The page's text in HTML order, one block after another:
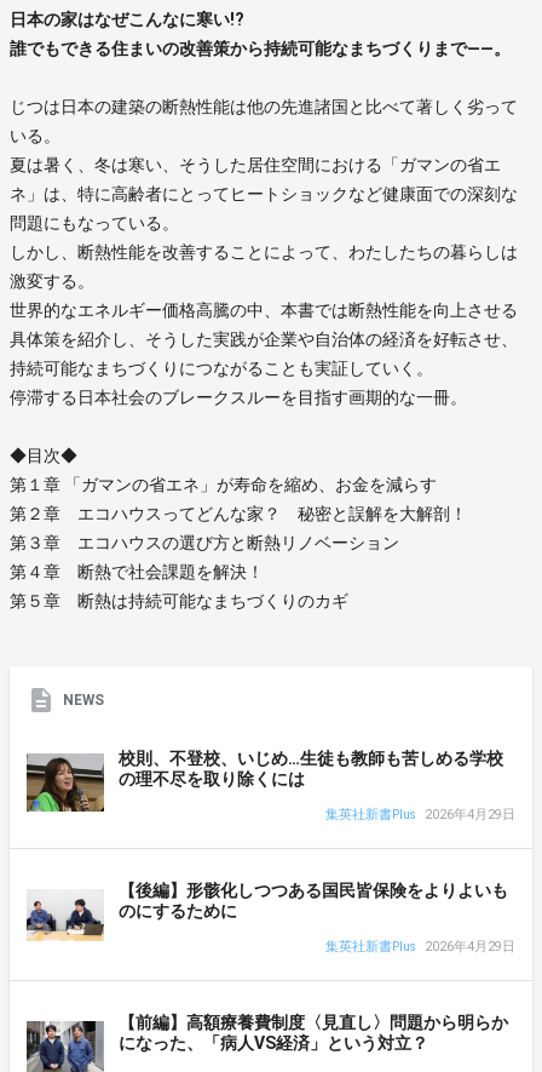
日本の家はなぜこんなに寒い!?
誰でもできる住まいの改善策から持続可能なまちづくりまで――。
じつは日本の建築の断熱性能は他の先進諸国と比べて著しく劣って
いる。
夏は暑く、冬は寒い、そうした居住空間における「ガマンの省エ
ネ」は、特に高齢者にとってヒートショックなど健康面での深刻な
問題にもなっている。
しかし、断熱性能を改善することによって、わたしたちの暮らしは
激変する。
世界的なエネルギー価格高騰の中、本書では断熱性能を向上させる
具体策を紹介し、そうした実践が企業や自治体の経済を好転させ、
持続可能なまちづくりにつながることも実証していく。
停滞する日本社会のブレークスルーを目指す画期的な一冊。
◆目次◆
第１章 「ガマンの省エネ」が寿命を縮め、お金を減らす
第２章 エコハウスってどんな家？ 秘密と誤解を大解剖！
第３章 エコハウスの選び方と断熱リノベーション
第４章 断熱で社会課題を解決！
第５章 断熱は持続可能なまちづくりのカギ
NEWS
校則、不登校、いじめ…生徒も教師も苦しめる学校
の理不尽を取り除くには
集英社新書Plus 2026年4月29日
【後編】形骸化しつつある国民皆保険をよりよいも
のにするために
集英社新書Plus 2026年4月29日
【前編】高額療養費制度〈見直し〉問題から明らか
になった、「病人VS経済」という対立？